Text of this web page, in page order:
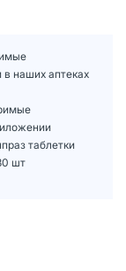
наших аптеках
таблетки
шт